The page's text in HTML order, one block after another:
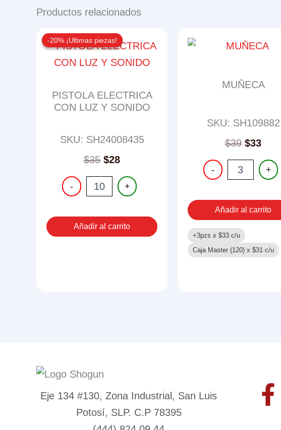
Productos relacionados
-20% ¡Ultimas piezas!
PISTOLA ELECTRICA
CON LUZ Y SONIDO
SKU: SH24008435
$35 Original
was:
$35.
$28Current
is:
$28.
-
PISTOLA
ELECTRICA
SONIDO
+
Añadir al carrito
-20% ¡Ultimas piezas!
MUÑECA
SKU: SH109882
$39 $33
-
MUÑECA
cantidad
+
Añadir al carrito
+3pzs x $33 c/u
Caja Master (120) x $31 c/u
Eje 134 #130, Zona Industrial, San Luis
Potosí, SLP. C.P 78395